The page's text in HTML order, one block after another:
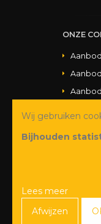
ONZE
Wij gebruiken
Bijhouden
Lees meer
Afwijzen